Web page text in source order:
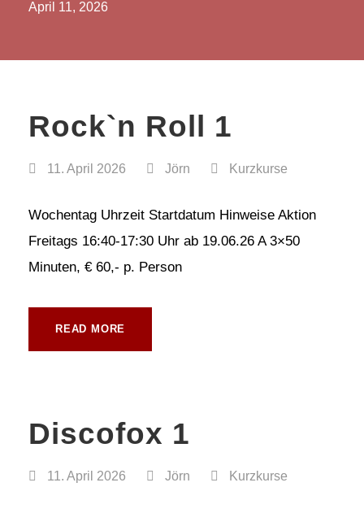
April 11, 2026
Rock`n Roll 1
11. April 2026 Jörn Kurzkurse
Wochentag Uhrzeit Startdatum Hinweise Aktion
Freitags 16:40-17:30 Uhr ab 19.06.26 A 3×50
Minuten, € 60,- p. Person
READ MORE
Discofox 1
11. April 2026 Jörn Kurzkurse